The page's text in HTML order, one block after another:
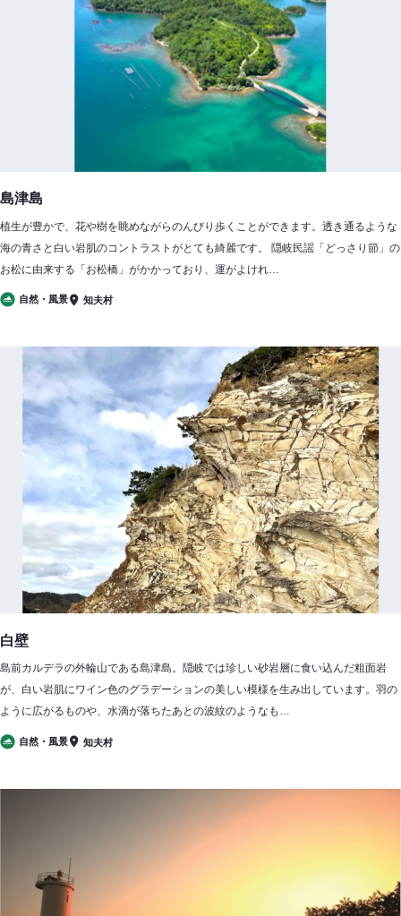
島津島
植生が豊かで、花や樹を眺めながらのんびり歩くことができます。透き通るような
海の青さと白い岩肌のコントラストがとても綺麗です。 隠岐民謡「どっさり節」の
お松に由来する「お松橋」がかかっており、運がよけれ…
自然・風景 知夫村
白壁
島前カルデラの外輪山である島津島。隠岐では珍しい砂岩層に食い込んだ粗面岩
が、白い岩肌にワイン色のグラデーションの美しい模様を生み出しています。羽の
ように広がるものや、水滴が落ちたあとの波紋のようなも…
自然・風景 知夫村